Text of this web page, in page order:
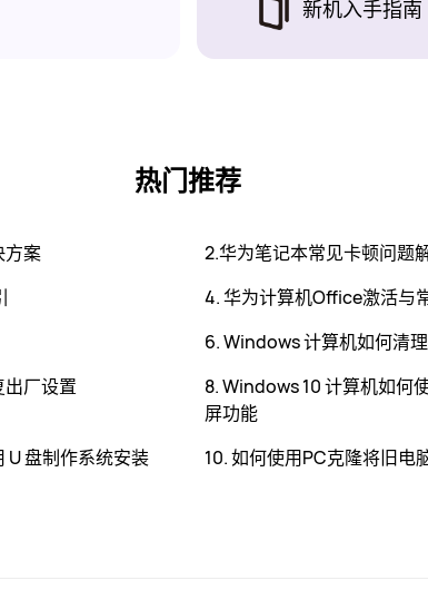
新机入手指南
热门推荐
方案
2.华为笔记本常见卡顿问题
4. 华为计算机Office激活与
6. Windows 计算机如何清
出厂设置
8. Windows 10 计算机如何
屏功能
U 盘制作系统安装
10. 如何使用PC克隆将旧电